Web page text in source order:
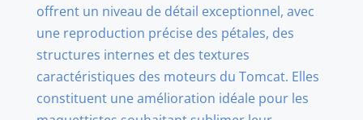
offrent un niveau de détail exceptionnel, avec
une reproduction précise des pétales, des
structures internes et des textures
caractéristiques des moteurs du Tomcat. Elles
constituent une amélioration idéale pour les